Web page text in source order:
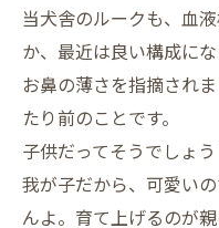
当犬舎のルークも、血
か、最近は良い構成にな
お鼻の薄さを指摘され
たり前のことです。
子供だってそうでしょう
我が子だから、可愛い
んよ。育て上げるのが親